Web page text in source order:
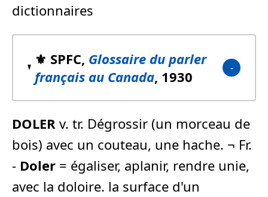
dictionnaires
⚜️ SPFC, Glossaire du parler
français au Canada, 1930
DOLER v. tr. Dégrossir (un morceau de
bois) avec un couteau, une hache. ¬ Fr.
- Doler = égaliser, aplanir, rendre unie,
avec la doloire. la surface d'un